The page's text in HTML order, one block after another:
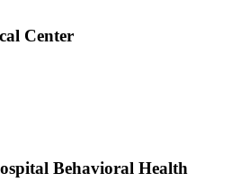
Center
Behavioral Health